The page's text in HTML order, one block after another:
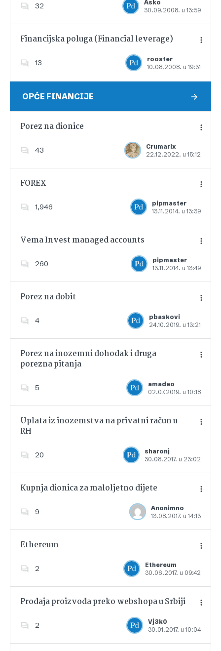
32
Asko
30.09.2008. u 13:59
Dodajte u favorite
Financijska poluga (Financial leverage)
13
rooster
10.08.2008. u 19:31
Dodajte u favorite
OPĆE FINANCIJE
Porez na dionice
43
Crumarix
22.12.2022. u 15:12
Dodajte u favorite
FOREX
1,946
pipmaster
13.11.2014. u 13:39
Dodajte u favorite
Vema Invest managed accounts
260
pipmaster
13.11.2014. u 13:49
Dodajte u favorite
Porez na dobit
4
pbaskovi
24.10.2019. u 13:21
Dodajte u favorite
Porez na inozemni dohodak i druga
porezna pitanja
5
amadeo
02.07.2019. u 10:18
Dodajte u favorite
Uplata iz inozemstva na privatni račun u
RH
20
sharonj
30.08.2017. u 23:02
Dodajte u favorite
Kupnja dionica za maloljetno dijete
9
Anonimno
13.08.2017. u 14:13
Dodajte u favorite
Ethereum
2
Ethereum
30.06.2017. u 09:42
Dodajte u favorite
Prodaja proizvoda preko webshopa u Srbiji
2
Vj3k0
30.01.2017. u 10:04
Dodajte u favorite